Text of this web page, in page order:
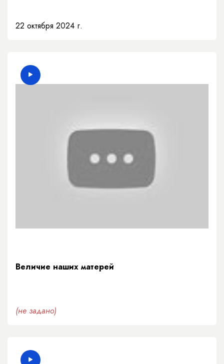
22 октября 2024 г.
Величие наших матерей
(не задано)